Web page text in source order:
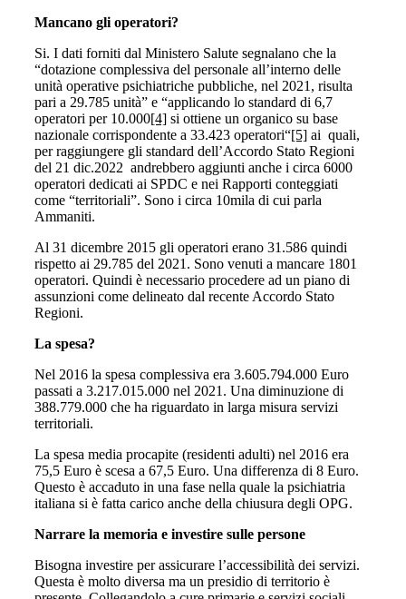
Mancano gli operatori?
Si. I dati forniti dal Ministero Salute segnalano che la
“dotazione complessiva del personale all’interno delle
unità operative psichiatriche pubbliche, nel 2021, risulta
pari a 29.785 unità” e “applicando lo standard di 6,7
operatori per 10.000[4] si ottiene un organico su base
nazionale corrispondente a 33.423 operatori“[5] ai quali,
per raggiungere gli standard dell’Accordo Stato Regioni
del 21 dic.2022 andrebbero aggiunti anche i circa 6000
operatori dedicati ai SPDC e nei Rapporti conteggiati
come “territoriali”. Sono i circa 10mila di cui parla
Ammaniti.
Al 31 dicembre 2015 gli operatori erano 31.586 quindi
rispetto ai 29.785 del 2021. Sono venuti a mancare 1801
operatori. Quindi è necessario procedere ad un piano di
assunzioni come delineato dal recente Accordo Stato
Regioni.
La spesa?
Nel 2016 la spesa complessiva era 3.605.794.000 Euro
passati a 3.217.015.000 nel 2021. Una diminuzione di
388.779.000 che ha riguardato in larga misura servizi
territoriali.
La spesa media procapite (residenti adulti) nel 2016 era
75,5 Euro è scesa a 67,5 Euro. Una differenza di 8 Euro.
Questo è accaduto in una fase nella quale la psichiatria
italiana si è fatta carico anche della chiusura degli OPG.
Narrare la memoria e investire sulle persone
Bisogna investire per assicurare l’accessibilità dei servizi.
Questa è molto diversa ma un presidio di territorio è